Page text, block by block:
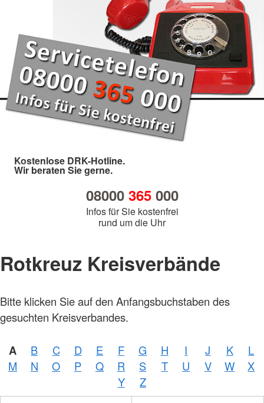
Kostenlose DRK-Hotline.
Wir beraten Sie gerne.
08000 365000
Infos für Sie kostenfrei
rund um die Uhr
Rotkreuz Kreisverbände
Bitte klicken Sie auf den Anfangsbuchstaben des
gesuchten Kreisverbandes.
A B C D E F G H I J K
L
M
N O P Q R S T U V W
X
Y
Z